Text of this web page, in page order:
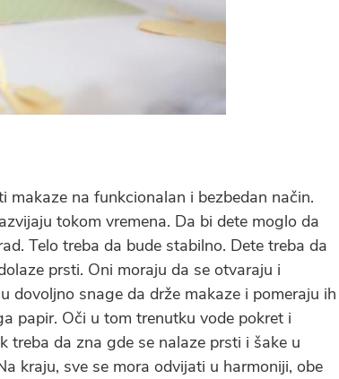
na funkcionalan i bezbedan način.
tokom vremena. Da bi dete moglo da
Telo treba da bude stabilno. Dete treba da
prsti. Oni moraju da se otvaraju i
dovoljno snage da drže makaze i pomeraju ih
papir. Oči u tom trenutku vode pokret i
treba da zna gde se nalaze prsti i šake u
kraju, sve se mora odvijati u harmoniji, obe